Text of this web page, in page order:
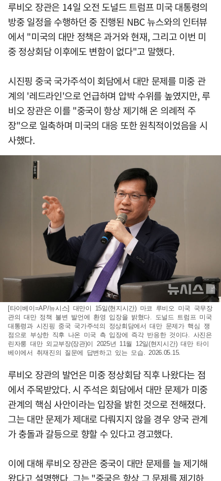
루비오 장관은 14일 오전 도널드 트럼프 미국 대통령의
방중 일정을 수행하던 중 진행된 NBC 뉴스와의 인터뷰
에서 "미국의 대만 정책은 과거와 현재, 그리고 이번 미
중 정상회담 이후에도 변함이 없다"고 말했다.
시진핑 중국 국가주석이 회담에서 대만 문제를 미중 관
계의 '레드라인'으로 언급하며 압박 수위를 높였지만, 루
비오 장관은 이를 "중국이 항상 제기해 온 의례적 주
장"으로 일축하며 미국의 대응 또한 원칙적이었음을 시
사했다.
[타이베이=AP/뉴시스] 대만이 15일(현지시간) 마코 루비오 미국 국무장
관의 대만 정책 불변 발언에 환영 입장을 밝혔다. 도널드 트럼프 미국
대통령과 시진핑 중국 국가주석의 정상회담에서 대만 문제가 핵심 쟁
점으로 부상한 직후 나온 미국 측 입장에 즉각 반응한 것이다. 사진은
린자룽 대만 외교부장(장관)이 2025년 11월 12일(현지시간) 대만 타이
베이에서 취재진의 질문에 답변하고 있는 모습. 2026.05.15.
루비오 장관의 발언은 미중 정상회담 직후 나왔다는 점
에서 주목받았다. 시 주석은 회담에서 대만 문제가 미중
관계의 핵심 사안이라는 입장을 밝힌 것으로 전해졌다.
그는 대만 문제가 제대로 다뤄지지 않을 경우 양국 관계
가 충돌과 갈등으로 향할 수 있다고 경고했다.
이에 대해 루비오 장관은 중국이 대만 문제를 늘 제기해
왔다고 설명했다. 그는 "중국은 항상 그 문제를 제기하